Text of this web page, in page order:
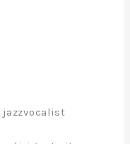
jazzvocalist